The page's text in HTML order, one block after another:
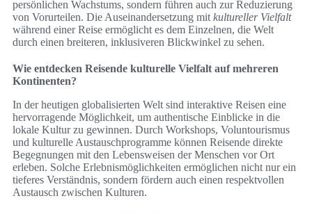
persönlichen Wachstums, sondern führen auch zur Reduzierung
von Vorurteilen. Die Auseinandersetzung mit kultureller Vielfalt
während einer Reise ermöglicht es dem Einzelnen, die Welt
durch einen breiteren, inklusiveren Blickwinkel zu sehen.
Wie entdecken Reisende kulturelle Vielfalt auf mehreren
Kontinenten?
In der heutigen globalisierten Welt sind interaktive Reisen eine
hervorragende Möglichkeit, um authentische Einblicke in die
lokale Kultur zu gewinnen. Durch Workshops, Voluntourismus
und kulturelle Austauschprogramme können Reisende direkte
Begegnungen mit den Lebensweisen der Menschen vor Ort
erleben. Solche Erlebnismöglichkeiten ermöglichen nicht nur ein
tieferes Verständnis, sondern fördern auch einen respektvollen
Austausch zwischen Kulturen.